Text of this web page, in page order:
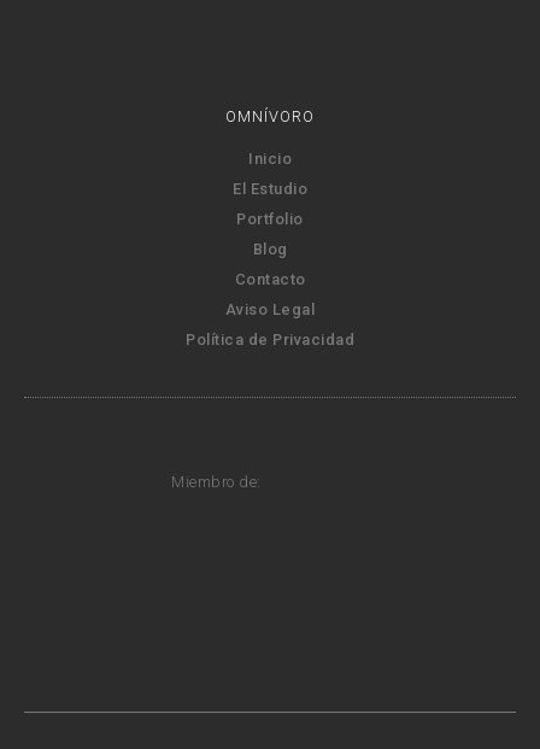
OMNÍVORO
Inicio
El Estudio
Portfolio
Blog
Contacto
Aviso Legal
Política de Privacidad
Miembro de: